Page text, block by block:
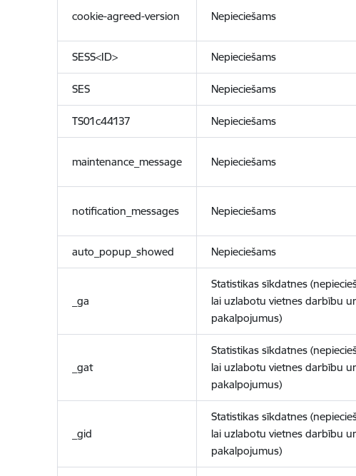
cookie-agreed-version Nepieciešams
SESS<ID> Nepieciešams
SES Nepieciešams
TS01c44137 Nepieciešams
maintenance_message Nepieciešams
notification_messages Nepieciešams
auto_popup_showed Nepieciešams
_ga
Statistikas sīkdatnes
lai uzlabotu vietnes darbību
pakalpojumus)
_gat
Statistikas sīkdatnes
lai uzlabotu vietnes darbību
pakalpojumus)
_gid
Statistikas sīkdatnes
lai uzlabotu vietnes darbību
pakalpojumus)